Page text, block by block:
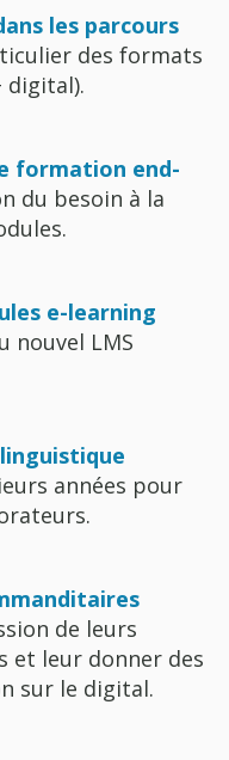
les parcours
des formats
digital).
formation end-
du besoin à la
e-learning
nouvel LMS
années pour
de leurs
et leur donner des
sur le digital.